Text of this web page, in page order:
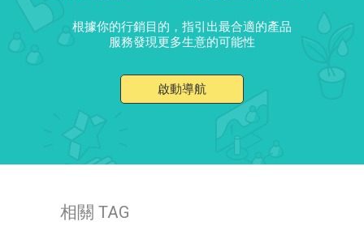
根據你的行銷目的，指引出最合適的產品
服務發現更多生意的可能性
啟動導航
相關 TAG